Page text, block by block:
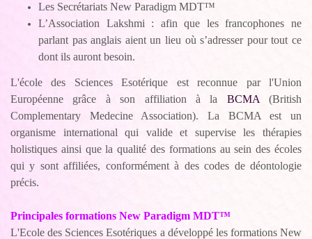
Les Secrétariats New Paradigm MDT™
L’Association Lakshmi : afin que les francophones ne
parlant pas anglais aient un lieu où s’adresser pour tout ce
dont ils auront besoin.
L'école des Sciences Esotérique est reconnue par l'Union
Européenne grâce à son affiliation à la BCMA (British
Complementary Medecine Association). La BCMA est un
organisme international qui valideet supervise lesthérapies
holistiques ainsi quela qualité des formations au sein des écoles
qui y sont affiliées, conformément à des codes de déontologie
précis.
Principales formations New Paradigm MDT™
L'Ecole des Sciences Esotériques a développé les formations New